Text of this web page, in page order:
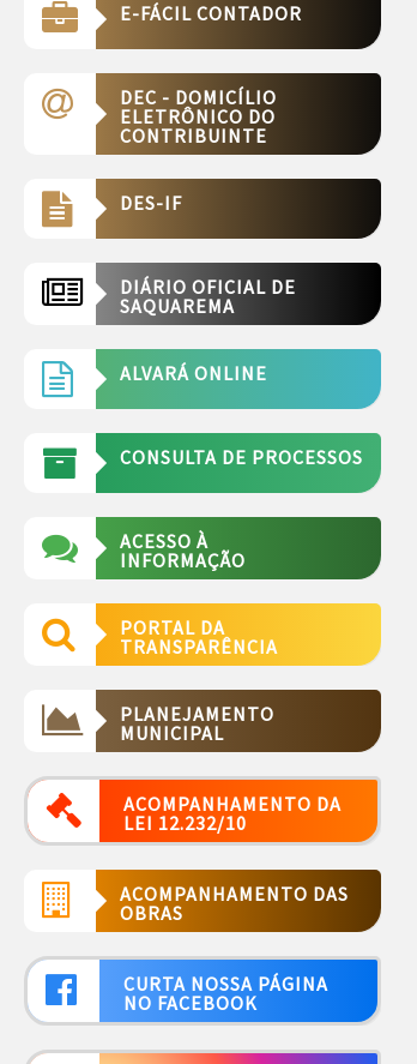
E-FÁCIL CONTADOR
DEC - DOMICÍLIO
ELETRÔNICO DO
CONTRIBUINTE
DES-IF
DIÁRIO OFICIAL DE
SAQUAREMA
ALVARÁ ONLINE
CONSULTA DE PROCESSOS
ACESSO À
INFORMAÇÃO
PORTAL DA
TRANSPARÊNCIA
PLANEJAMENTO
MUNICIPAL
ACOMPANHAMENTO DA
LEI 12.232/10
ACOMPANHAMENTO DAS
OBRAS
CURTA NOSSA PÁGINA
NO FACEBOOK